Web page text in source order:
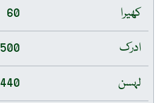
کھیرا
60
ادرک
500
لہسن
440